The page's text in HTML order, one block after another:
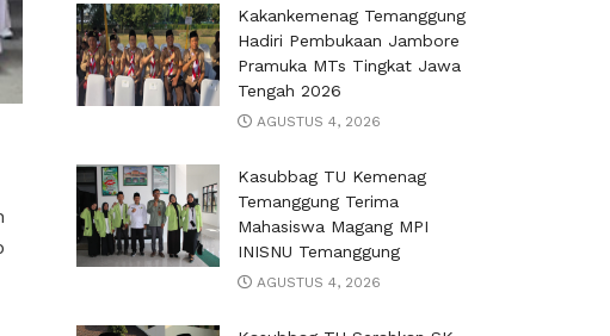
Kakankemenag Temanggung
Hadiri Pembukaan Jambore
Pramuka MTs Tingkat Jawa
Tengah 2026
AGUSTUS 4, 2026
Kasubbag TU Kemenag
Temanggung Terima
Mahasiswa Magang MPI
INISNU Temanggung
AGUSTUS 4, 2026